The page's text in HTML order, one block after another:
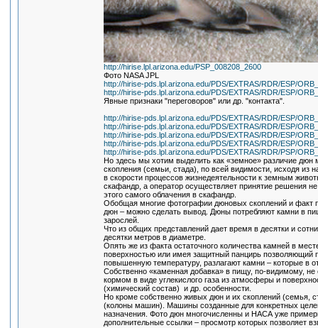
http://hirise.lpl.arizona.edu/PSP_008208_2600
Фото NASA JPL
http://hirise-pds.lpl.arizona.edu/PDS/EXTRAS/RDR/ESP/
http://hirise-pds.lpl.arizona.edu/PDS/EXTRAS/RDR/ESP/
Явные признаки "переговоров" или др. "контакта".
http://hirise-pds.lpl.arizona.edu/PDS/EXTRAS/RDR/ESP/
http://hirise-pds.lpl.arizona.edu/PDS/EXTRAS/RDR/ESP/
http://hirise-pds.lpl.arizona.edu/PDS/EXTRAS/RDR/ESP/
http://hirise-pds.lpl.arizona.edu/PDS/EXTRAS/RDR/ESP/
http://hirise-pds.lpl.arizona.edu/PDS/EXTRAS/RDR/PSP/
Но здесь мы хотим выделить как «земное» различие
скопления (семьи, стада), по всей видимости, исходя из
в скорости процессов жизнедеятельности к земным
скафандр, а оператор осуществляет принятие решения
этого самого облачения в скафандр.
Обобщая многие фотографии дюновых скоплений и факт
дюн – можно сделать вывод. Дюны потребляют камни в
зарослей.
Что из общих представлений дает время в десятки и
десятки метров в диаметре.
Опять же из факта остаточного количества камней в
поверхностью или имея защитный панцирь
повышенную температуру, разлагают камни – которые в
Собственно «каменная добавка» в пищу, по-видимому,
кормом в виде углекислого газа из атмосферы и
(химический состав) и др. особенности.
Но кроме собственно живых дюн и их скоплений (семья,
(колоны машин). Машины созданные для конкретных
назначения. Фото дюн многочисленны и НАСА уже
дополнительные ссылки – просмотр которых позволяет